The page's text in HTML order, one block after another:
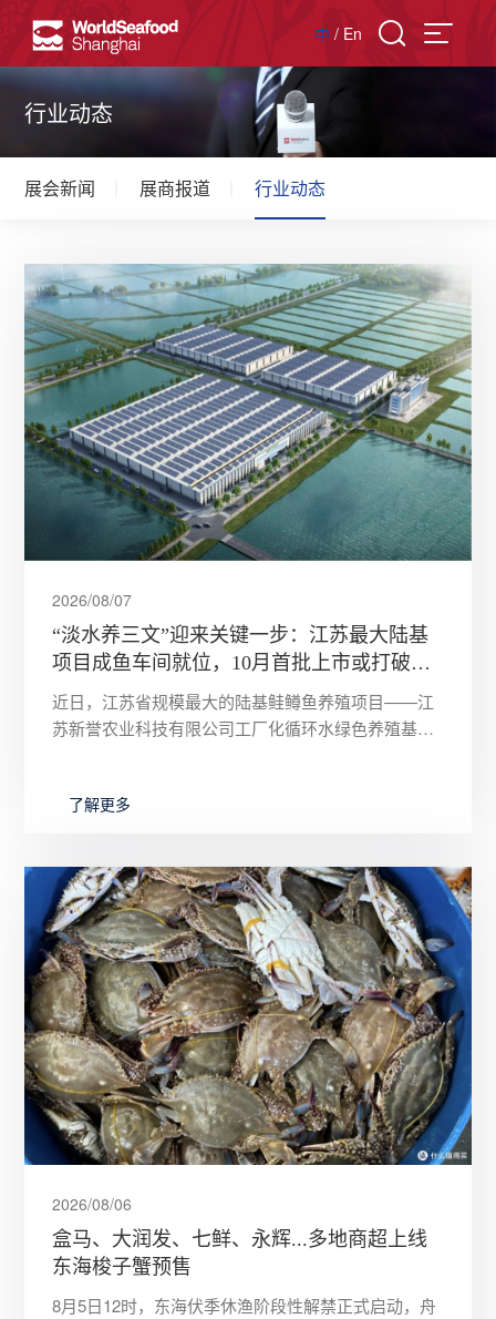
中 / En
行业动态
展会新闻 展商报道 行业动态
2026/08/07
“淡水养三文”迎来关键一步：江苏最大陆基
项目成鱼车间就位，10月首批上市或打破进
口依赖
近日，江苏省规模最大的陆基鲑鳟鱼养殖项目——江
苏新誉农业科技有限公司工厂化循环水绿色养殖基地
了解更多
2026/08/06
盒马、大润发、七鲜、永辉...多地商超上线
东海梭子蟹预售
8月5日12时，东海伏季休渔阶段性解禁正式启动，舟